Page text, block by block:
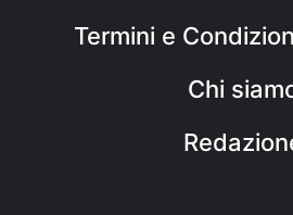
Termini e
Chi